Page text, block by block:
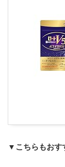
▼こちらもおす